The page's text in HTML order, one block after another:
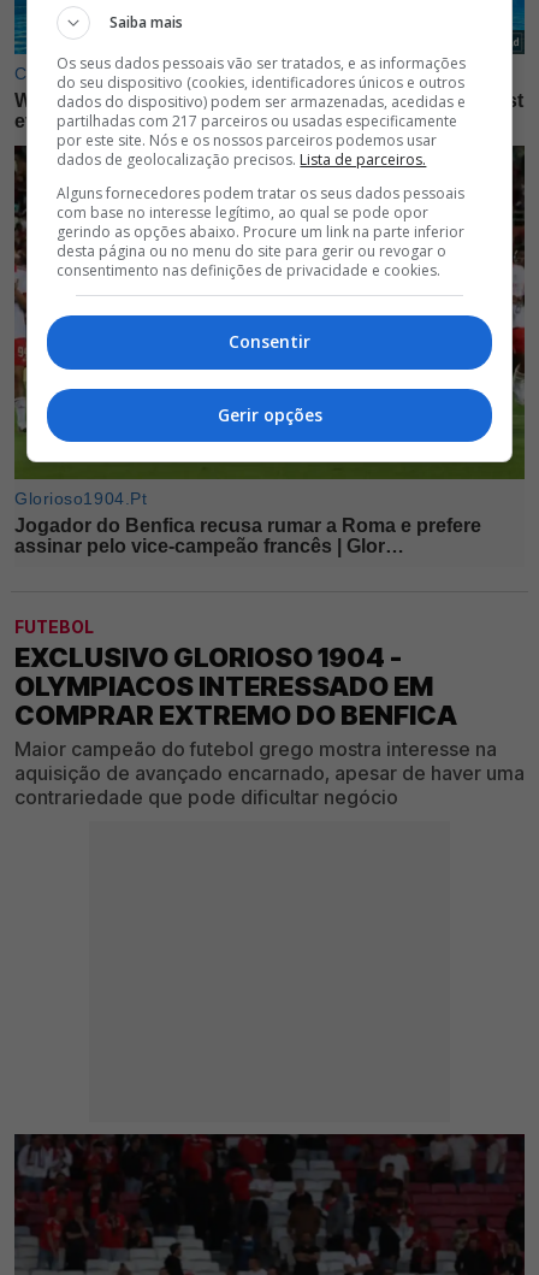
FUTEBOL
EXCLUSIVO GLORIOSO 1904 -
OLYMPIACOS INTERESSADO EM
COMPRAR EXTREMO DO BENFICA
Maior campeão do futebol grego mostra interesse na
aquisição de avançado encarnado, apesar de haver uma
contrariedade que pode dificultar negócio
Saiba mais
Os seus dados pessoais vão ser tratados, e as informações
do seu dispositivo (cookies, identificadores únicos e outros
dados do dispositivo) podem ser armazenadas, acedidas e
partilhadas com 217 parceiros ou usadas especificamente
por este site. Nós e os nossos parceiros podemos usar
dados de geolocalização precisos. Lista de parceiros.
Alguns fornecedores podem tratar os seus dados pessoais
com base no interesse legítimo, ao qual se pode opor
gerindo as opções abaixo. Procure um link na parte inferior
desta página ou no menu do site para gerir ou revogar o
consentimento nas definições de privacidade e cookies.
Consentir
Gerir opções